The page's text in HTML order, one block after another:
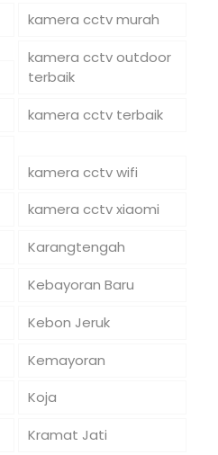
kamera cctv murah
kamera cctv outdoor
terbaik
kamera cctv terbaik
kamera cctv wifi
kamera cctv xiaomi
Karangtengah
Kebayoran Baru
Kebon Jeruk
Kemayoran
Koja
Kramat Jati